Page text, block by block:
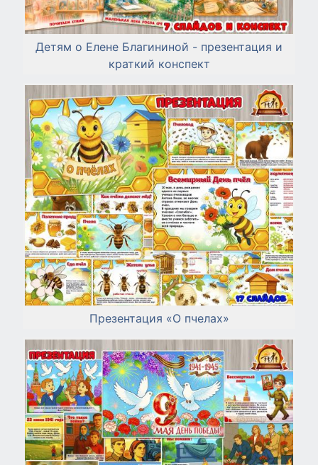
Детям о Елене Благининой - презентация и
краткий конспект
Презентация «О пчелах»